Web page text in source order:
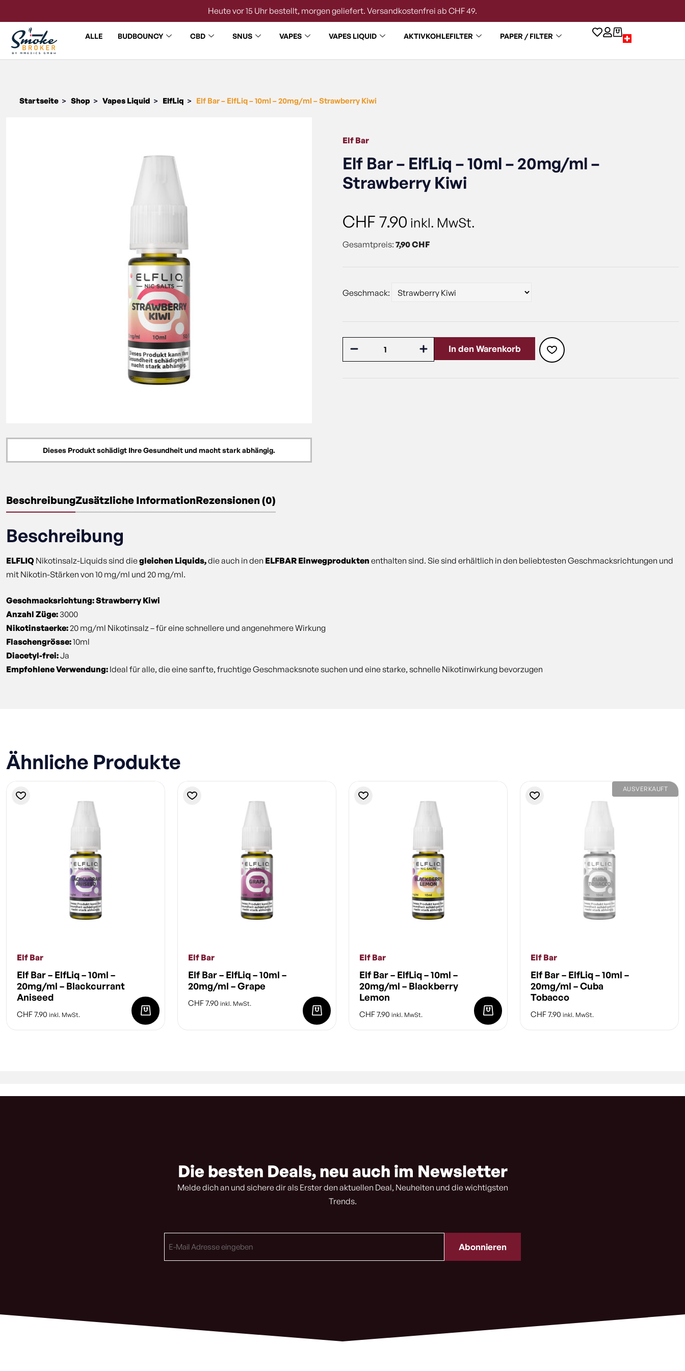
Heute vor 15 Uhr bestellt, morgen geliefert. Versandkostenfrei ab CHF 49.
ALLE BUDBOUNCY CBD SNUS VAPES VAPES LIQUID AKTIVKOHLEFILTER PAPER / FILTER
Startseite > Shop > Vapes Liquid > ElfLiq > Elf Bar – ElfLiq – 10ml – 20mg/ml – Strawberry Kiwi
Dieses Produkt schädigt Ihre Gesundheit und macht stark abhängig.
Elf Bar
Elf Bar – ElfLiq – 10ml – 20mg/ml –
Strawberry Kiwi
CHF 7.90 inkl. MwSt.
Gesamtpreis: 7,90 CHF
Geschmack:
In den Warenkorb
BeschreibungZusätzliche InformationRezensionen (0)
Beschreibung
ELFLIQ Nikotinsalz-Liquids sind diegleichen Liquids,die auch in den ELFBAR Einwegprodukten enthalten sind. Sie sind erhältlich in den beliebtesten Geschmacksrichtungen und
mit Nikotin-Stärken von 10 mg/ml und 20 mg/ml.
Geschmacksrichtung: Strawberry Kiwi
Anzahl Züge: 3000
Nikotinstaerke:20 mg/ml Nikotinsalz – für eine schnellere und angenehmere Wirkung
Flaschengrösse:10ml
Diacetyl-frei:Ja
Empfohlene Verwendung: Ideal für alle, die eine sanfte, fruchtige Geschmacksnote suchen und eine starke, schnelle Nikotinwirkung bevorzugen
Ähnliche Produkte
Elf Bar
Elf Bar – ElfLiq – 10ml –
20mg/ml – Blackcurrant
Aniseed
CHF7.90 inkl. MwSt.
Elf Bar
Elf Bar – ElfLiq – 10ml –
20mg/ml – Grape
CHF7.90 inkl. MwSt.
Elf Bar
Elf Bar – ElfLiq – 10ml –
20mg/ml – Blackberry
Lemon
CHF7.90 inkl. MwSt.
AUSVERKAUFT
Elf Bar
Elf Bar – ElfLiq – 10ml –
20mg/ml – Cuba
Tobacco
CHF7.90 inkl. MwSt.
Die besten Deals, neu auch im Newsletter
Melde dich an und sichere dir als Erster den aktuellen Deal, Neuheiten und die wichtigsten
Trends.
Mail